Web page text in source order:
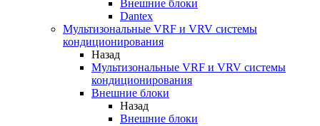
Внешние блоки
Dantex
Мультизональные VRF и VRV системы
кондиционирования
Назад
Мультизональные VRF и VRV системы
кондиционирования
Внешние блоки
Назад
Внешние блоки